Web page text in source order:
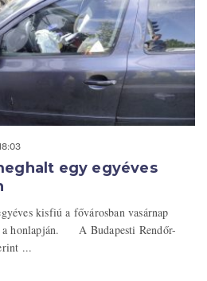
egy egyéves
kisfiú a fővárosban vasárnap
a honlapján. A Budapesti Rendőr-
...